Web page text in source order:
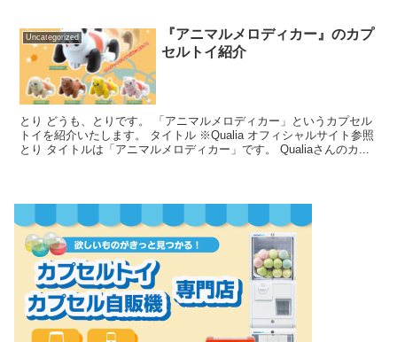
Uncategorized
『アニマルメロディカー』のカプ
セルトイ紹介
とり どうも、とりです。 「アニマルメロディカー」というカプセル
トイを紹介いたします。 タイトル ※Qualia オフィシャルサイト参照
とり タイトルは「アニマルメロディカー」です。 Qualiaさんのカ...